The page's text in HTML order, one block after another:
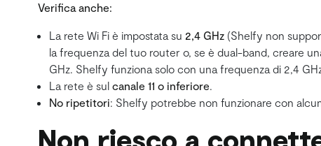
Verifica anche:
La rete Wi Fi è impostata su 2,4 GHz(Shelfy non
la frequenza del tuo router o, se è dual-band, creare
GHz. Shelfy funziona solo con una frequenza di 2,4
La rete è sul canale 11 o inferiore.
No ripetitori: Shelfy potrebbe non funzionare con
Non riesco a